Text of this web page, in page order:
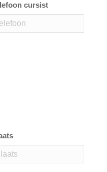
cursist